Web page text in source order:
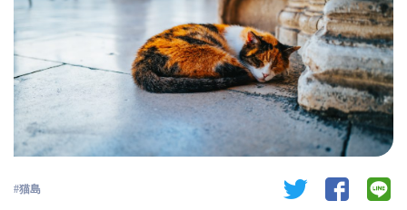
猫島 twitter facebook